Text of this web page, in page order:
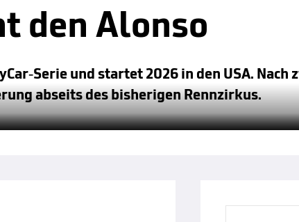
den Alonso
Serie und startet 2026 in den USA. Nach
abseits des bisherigen Rennzirkus.